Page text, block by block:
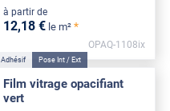
à partir de
12,18 € le m² *
OPAQ-1108ix
Adhésif Pose Int / Ext
Film vitrage opacifiant
vert